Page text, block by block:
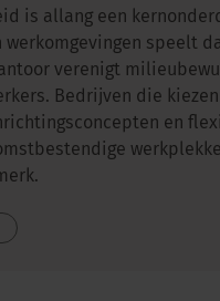
is allang een
werkomgevingen speelt
verenigt
Bedrijven die
en